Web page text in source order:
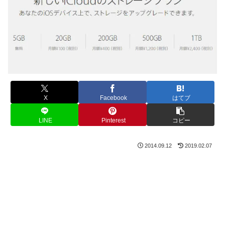
X Facebook はてブ
LINE Pinterest コピー
2014.09.12 2019.02.07